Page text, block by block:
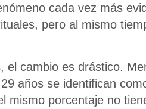
cada vez más
pero al mismo
el cambio es drástico.
años se identifican
mismo porcentaje no